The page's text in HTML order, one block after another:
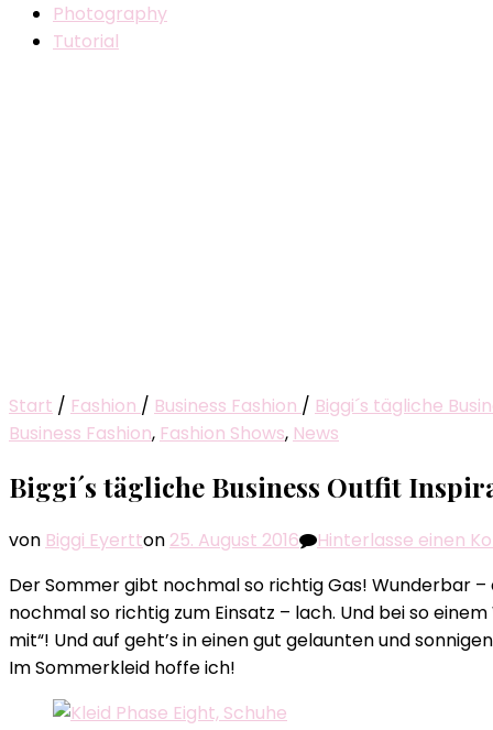
Photography
Tutorial
Start / Fashion / Business Fashion / Biggi´s tägliche
Business Fashion, Fashion Shows, News
Biggi´s tägliche Business Outfit
von Biggi Eyertton 25. August 2016 Hinterlasse einen
Der Sommer gibt nochmal so richtig Gas! Wunderbar
nochmal so richtig zum Einsatz – lach. Und bei so
mit“! Und auf geht’s in einen gut gelaunten und
Im Sommerkleid hoffe ich!